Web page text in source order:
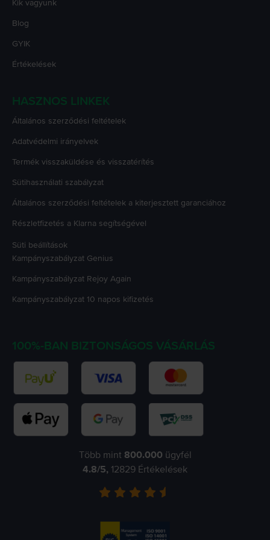
Kik vagyunk
Blog
GYIK
Értékelések
HASZNOS LINKEK
Általános szerződési feltételek
Adatvédelmi irányelvek
Termék visszaküldése és visszatérítés
Sütihasználati szabályzat
Általános szerződési feltételek a kiterjesztett garanciához
Részletfizetés a Klarna segítségével
Süti beállítások
Kampányszabályzat Genius
Kampányszabályzat Rejoy Again
Kampányszabályzat 10 napos kifizetés
100%-BAN BIZTONSÁGOS VÁSÁRLÁS
Több mint 800.000 ügyfél
4.8/5, 12829 Értékelések